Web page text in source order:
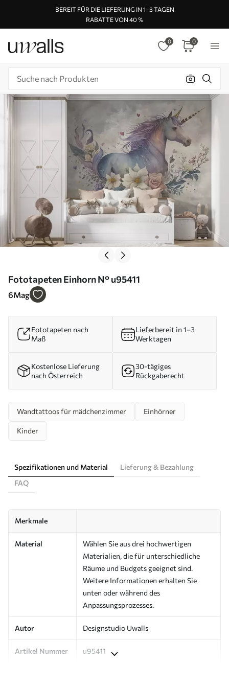
BEREIT FÜR DIE LIEFERUNG IN 1–3 TAGEN
RABATTE VON 40 %
0 0
Fototapeten Einhorn N° u95411
6Mag
Fototapeten nach
Maß
Lieferbereit in 1–3
Werktagen
Kostenlose Lieferung
nach Österreich
30-tägiges
Rückgaberecht
Wandtattoos für mädchenzimmer Einhörner
Kinder
Spezifikationen und Material
Lieferung & Bezahlung
FAQ
Merkmale
Material
Wählen Sie aus drei hochwertigen
Materialien, die für unterschiedliche
Räume und Budgets geeignet sind.
Weitere Informationen erhalten Sie
unten oder während des
Anpassungsprozesses.
Autor Designstudio Uwalls
Artikel Nummer u95411